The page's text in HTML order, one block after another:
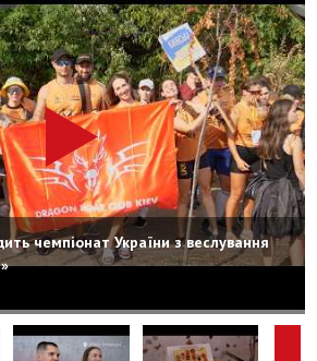
чемпіонат України з веслування